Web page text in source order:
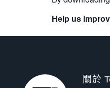
Help us
關於